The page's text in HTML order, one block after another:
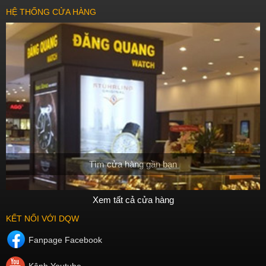
HỆ THỐNG CỬA HÀNG
Tìm cửa hàng gần bạn
Xem tất cả cửa hàng
KẾT NỐI VỚI DQW
Fanpage Facebook